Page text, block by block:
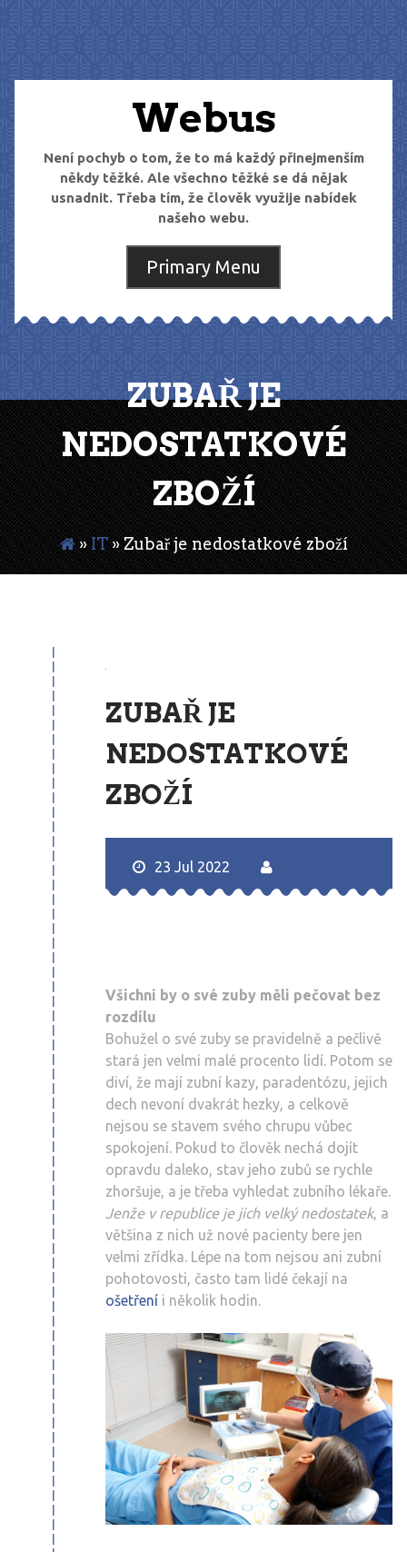
Webus
Není pochyb o tom, že to má každý přinejmenším
někdy těžké. Ale všechno těžké se dá nějak
usnadnit. Třeba tím, že člověk využije nabídek
našeho webu.
Primary Menu
ZUBAŘ JE
NEDOSTATKOVÉ
ZBOŽÍ
» IT» Zubař je nedostatkové zboží
ZUBAŘ JE
NEDOSTATKOVÉ
ZBOŽÍ
23 Jul 2022
Všichni by o své zuby měli pečovat bez
rozdílu
Bohužel o své zuby se pravidelně a pečlivě
stará jen velmi malé procento lidí. Potom se
diví, že mají zubní kazy, paradentózu, jejich
dech nevoní dvakrát hezky, a celkově
nejsou se stavem svého chrupu vůbec
spokojení. Pokud to člověk nechá dojít
opravdu daleko, stav jeho zubů se rychle
zhoršuje, a je třeba vyhledat zubního lékaře.
Jenže v republice je jich velký nedostatek, a
většina z nich už nové pacienty bere jen
velmi zřídka. Lépe na tom nejsou ani zubní
pohotovosti, často tam lidé čekají na
ošetřeníi několik hodin.